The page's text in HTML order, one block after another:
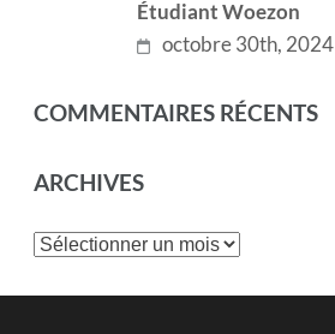
Étudiant Woezon
octobre 30th, 2024
COMMENTAIRES RÉCENTS
ARCHIVES